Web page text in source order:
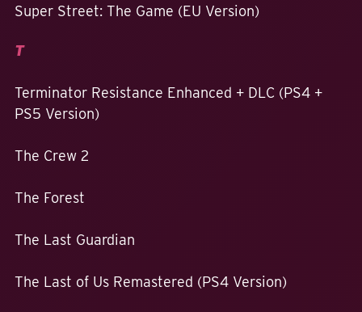
Super Street: The Game (EU Version)
T
Terminator Resistance Enhanced + DLC (PS4 +
PS5 Version)
The Crew 2
The Forest
The Last Guardian
The Last of Us Remastered (PS4 Version)